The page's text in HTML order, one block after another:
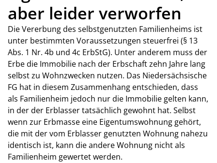
aber leider verworfen
Die Vererbung des selbstgenutzten Familienheims ist
unter bestimmten Voraussetzungen steuerfrei (§ 13
Abs. 1 Nr. 4b und 4c ErbStG). Unter anderem muss der
Erbe die Immobilie nach der Erbschaft zehn Jahre lang
selbst zu Wohnzwecken nutzen. Das Niedersächsische
FG hat in diesem Zusammenhang entschieden, dass
als Familienheim jedoch nur die Immobilie gelten kann,
in der der Erblasser tatsächlich gewohnt hat. Selbst
wenn zur Erbmasse eine Eigentumswohnung gehört,
die mit der vom Erblasser genutzten Wohnung nahezu
identisch ist, kann die andere Wohnung nicht als
Familienheim gewertet werden.